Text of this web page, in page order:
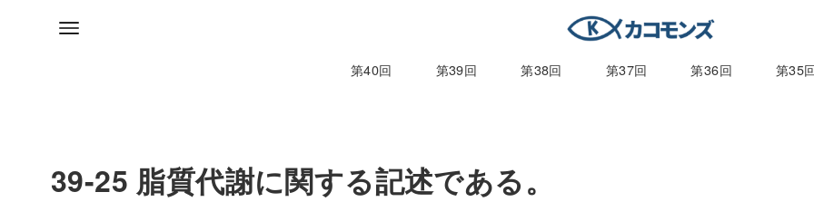
第40回 第39回 第38回 第37回 第36回 第35
39-25 脂質代謝に関する記述である。